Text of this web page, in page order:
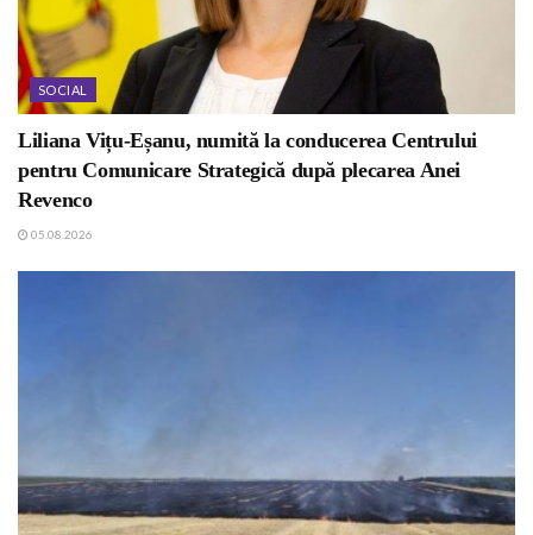
SOCIAL
Liliana Vițu-Eșanu, numită la conducerea Centrului
pentru Comunicare Strategică după plecarea Anei
Revenco
05.08.2026